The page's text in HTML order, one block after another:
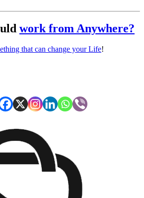
work from Anywhere?
that can change your Life!